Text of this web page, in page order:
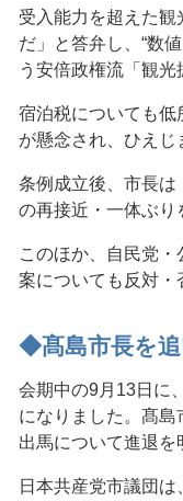
受入能力を超えた
だ」と答弁し、“数
う安倍政権流「観
宿泊税についても低
が懸念され、ひえじ
条例成立後、市長は
の再接近・一体ぶり
このほか、自民党
案についても反対・
◆髙島市長を追
会期中の9月13日に
になりました。髙
出馬について進退を
日本共産党市議団